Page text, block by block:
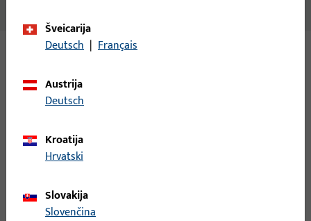
Variantai
Šiam gaminiui galimi šie variantai:
Rankenos štiftas, bendras plotis 9 mm, bendras aukštis / gylis
Šveicarija
Deutsch | Français
Austrija
Deutsch
Kroatija
Hrvatski
Slovakija
Slovenčina